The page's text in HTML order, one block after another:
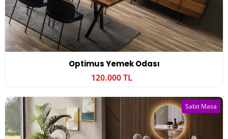
Optimus Yemek Odası
120.000 TL
Sabit Masa